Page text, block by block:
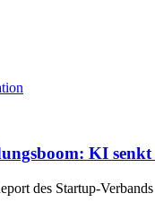
KI senkt
des Startup-